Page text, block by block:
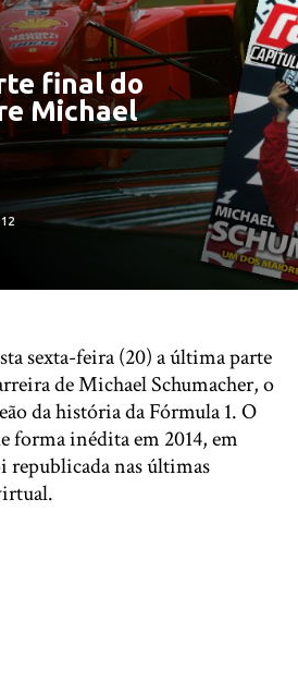
final do
Michael
sexta-feira (20) a última parte
de Michael Schumacher, o
da história da Fórmula 1. O
forma inédita em 2014, em
republicada nas últimas